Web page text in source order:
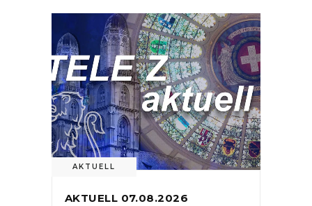
AKTUELL
AKTUELL 07.08.2026